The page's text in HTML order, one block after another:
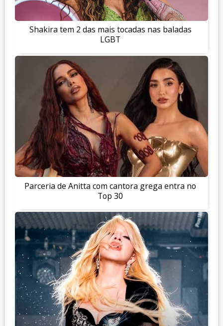
Shakira tem 2 das mais tocadas nas baladas
LGBT
Parceria de Anitta com cantora grega entra no
Top 30